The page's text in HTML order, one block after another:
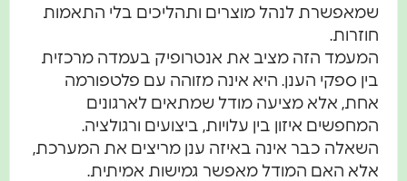
שמאפשרת לנהל מוצרים ותהליכים בלי התאמות
חוזרות.
המעמד הזה מציב את אנטרופיק בעמדה מרכזית
בין ספקי הענן. היא אינה מזוהה עם פלטפורמה
אחת, אלא מציעה מודל שמתאים לארגונים
המחפשים איזון בין עלויות, ביצועים ורגולציה.
השאלה כבר אינה באיזה ענן מריצים את המערכת,
אלא האם המודל מאפשר גמישות אמיתית.